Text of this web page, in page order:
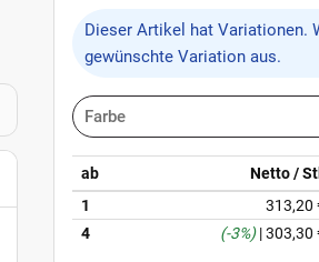
x
Dieser Artikel hat Variationen.
gewünschte Variation aus.
Farbe
ab Netto /
1
313,20
4
(-3%)|303,30